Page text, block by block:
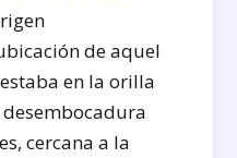
de aquel
en la orilla
cercana a la